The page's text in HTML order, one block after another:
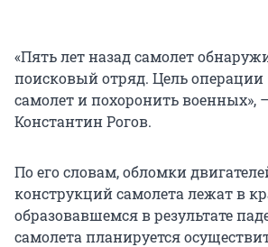
«Пять лет назад самолет
поисковый отряд. Цель операции
самолет и похоронить военных»,
Константин Рогов.
По его словам, обломки
конструкций самолета лежат в
образовавшемся в результате
самолета планируется